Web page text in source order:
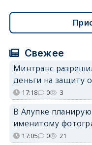
Свежее
Минтранс
деньги на защиту
17:18 0 3
В Алупке
именитому
17:05 0 21